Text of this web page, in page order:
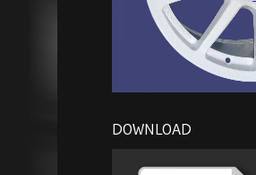
DOWNLOAD